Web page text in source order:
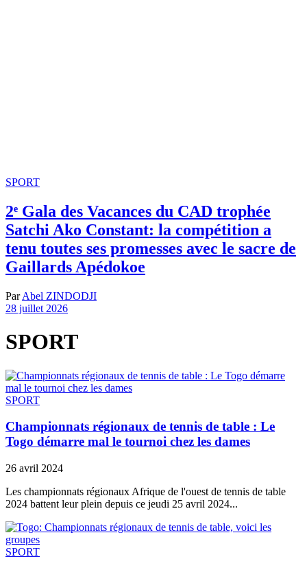
SPORT
2ᵉ Gala des Vacances du CAD trophée
Satchi Ako Constant: la compétition a
tenu toutes ses promesses avec le sacre de
Gaillards Apédokoe
Par Abel ZINDODJI
28 juillet 2026
SPORT
SPORT
Championnats régionaux de tennis de table : Le
Togo démarre mal le tournoi chez les dames
26 avril 2024
Les championnats régionaux Afrique de l'ouest de tennis de table
2024 battent leur plein depuis ce jeudi 25 avril 2024...
SPORT